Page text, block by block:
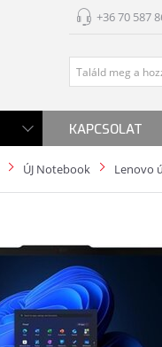
+36 70 587
KAPCSOLAT
ÚJ Notebook Lenovo